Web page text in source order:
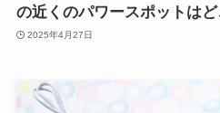
の近くのパワースポットはど
2025年4月27日